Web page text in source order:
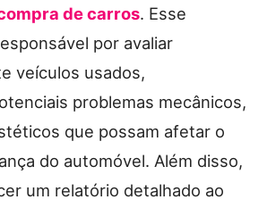
de carros. Esse
por avaliar
veículos usados,
problemas mecânicos,
que possam afetar o
do automóvel. Além disso,
um relatório detalhado ao